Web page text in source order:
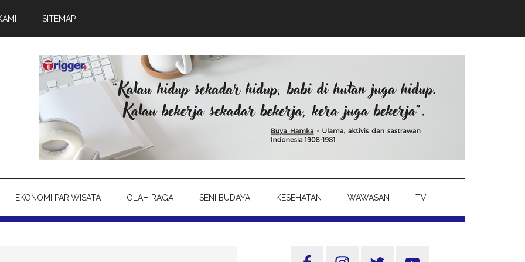
SITEMAP
EKONOMI PARIWISATA OLAH RAGA SENI BUDAYA KESEHATAN WAWASAN TV
Sidebar